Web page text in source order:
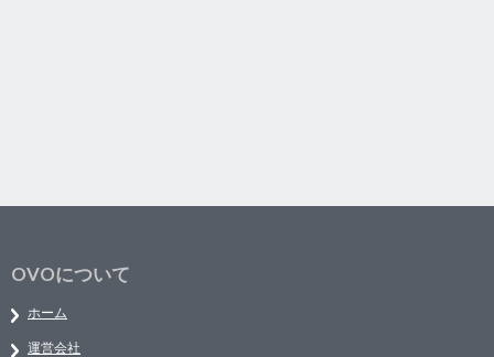
OVOについて
ホーム
運営会社